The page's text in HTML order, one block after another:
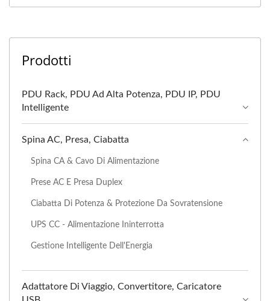
Prodotti
PDU Rack, PDU Ad Alta Potenza, PDU IP, PDU
Intelligente
Spina AC, Presa, Ciabatta
Spina CA & Cavo Di Alimentazione
Prese AC E Presa Duplex
Ciabatta Di Potenza & Protezione Da Sovratensione
UPS CC - Alimentazione Ininterrotta
Gestione Intelligente Dell'Energia
Adattatore Di Viaggio, Convertitore, Caricatore